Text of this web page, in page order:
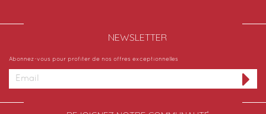
NEWSLETTER​
Abonnez-vous pour profiter de nos offres exceptionnelles